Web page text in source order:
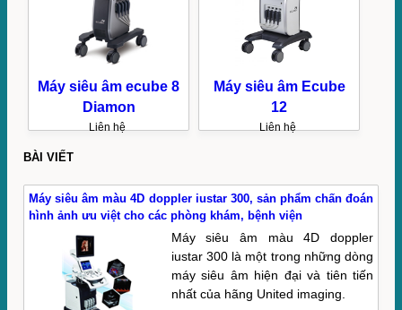
Máy siêu âm ecube 8
Diamon
Liên hệ
Máy siêu âm Ecube
12
Liên hệ
BÀI VIẾT
Máy siêu âm màu 4D doppler iustar 300, sản phẩm chấn đoán
hình ảnh ưu việt cho các phòng khám, bệnh viện
Máy siêu âm màu 4D doppler
iustar 300 là một trong những dòng
máy siêu âm hiện đại và tiên tiến
nhất của hãng United imaging.